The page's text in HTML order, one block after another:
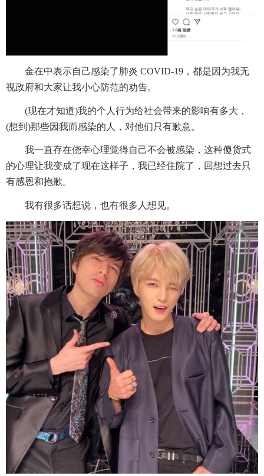
金在中表示自己感染了肺炎 COVID-19，都是因为我无
视政府和大家让我小心防范的劝告。
(现在才知道)我的个人行为给社会带来的影响有多大，
(想到)那些因我而感染的人，对他们只有歉意。
我一直存在侥幸心理觉得自己不会被感染，这种傻货式
的心理让我变成了现在这样子，我已经住院了，回想过去只
有感恩和抱歉。
我有很多话想说，也有很多人想见。